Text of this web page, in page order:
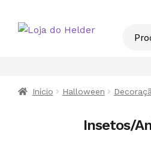
Início Halloween
Insetos/